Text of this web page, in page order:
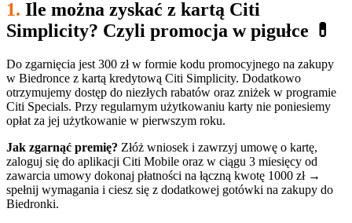
1. Ile można zyskać z kartą Citi
Simplicity? Czyli promocja w pigułce 💊
Do zgarnięcia jest 300 zł w formie kodu promocyjnego na zakupy
w Biedronce z kartą kredytową Citi Simplicity. Dodatkowo
otrzymujemy dostęp do niezłych rabatów oraz zniżek w programie
Citi Specials. Przy regularnym użytkowaniu karty nie poniesiemy
opłat za jej użytkowanie w pierwszym roku.
Jak zgarnąć premię? Złóż wniosek i zawrzyj umowę o kartę,
zaloguj się do aplikacji Citi Mobile oraz w ciągu 3 miesięcy od
zawarcia umowy dokonaj płatności na łączną kwotę 1000 zł →
spełnij wymagania i ciesz się z dodatkowej gotówki na zakupy do
Biedronki.